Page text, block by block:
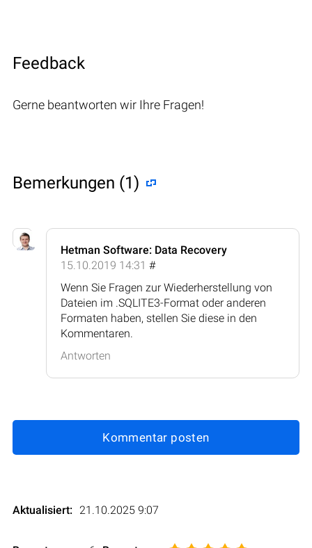
Feedback
Gerne beantworten wir Ihre Fragen!
Bemerkungen (1)
Hetman Software: Data Recovery
15.10.2019 14:31 #
Wenn Sie Fragen zur Wiederherstellung von
Dateien im .SQLITE3-Format oder anderen
Formaten haben, stellen Sie diese in den
Kommentaren.
Antworten
Kommentar posten
Aktualisiert: 21.10.2025 9:07